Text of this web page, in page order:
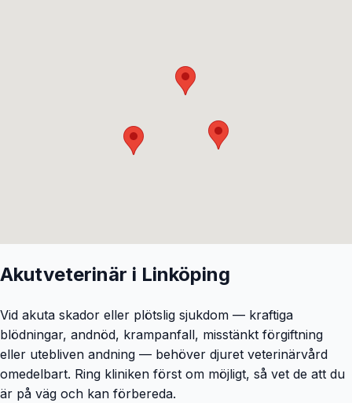
Akutveterinär i Linköping
Vid akuta skador eller plötslig sjukdom — kraftiga
blödningar, andnöd, krampanfall, misstänkt förgiftning
eller utebliven andning — behöver djuret veterinärvård
omedelbart. Ring kliniken först om möjligt, så vet de att du
är på väg och kan förbereda.